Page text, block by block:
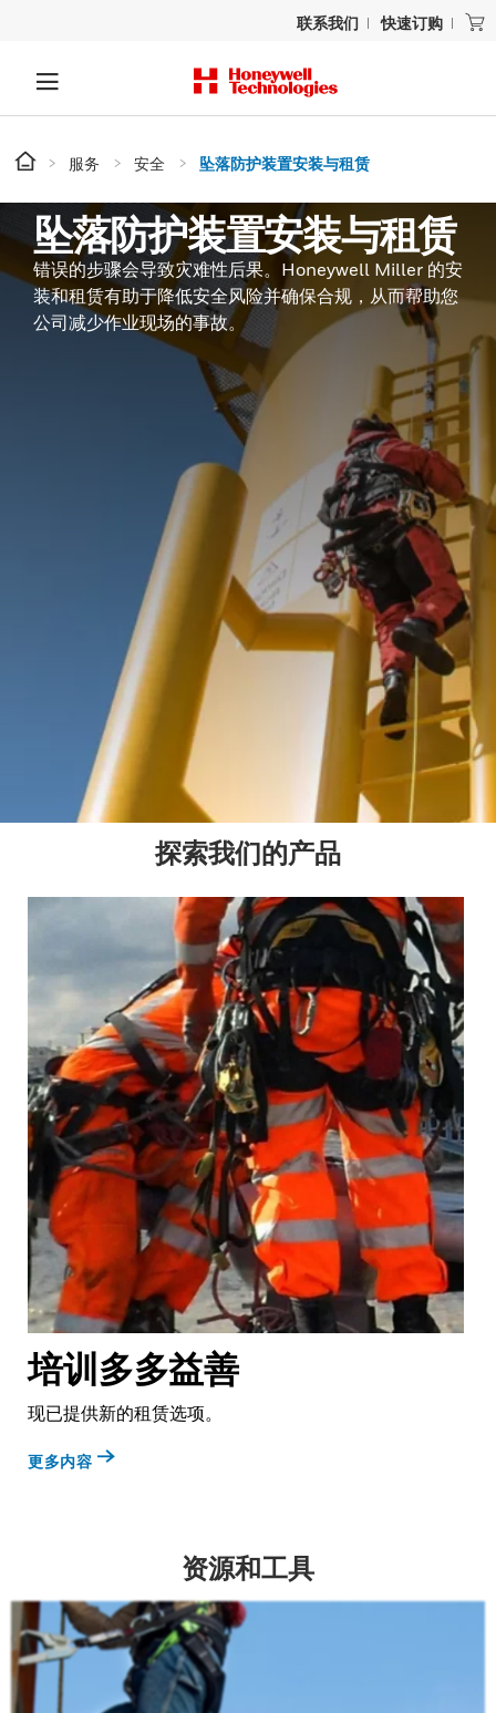
联系我们 快速订购
服务 安全 坠落防护装置安装与租赁
坠落防护装置安装与租赁
错误的步骤会导致灾难性后果。Honeywell Miller 的安
装和租赁有助于降低安全风险并确保合规，从而帮助您
公司减少作业现场的事故。
探索我们的产品
培训多多益善
现已提供新的租赁选项。
更多内容
资源和工具